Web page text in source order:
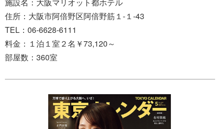
住所：大阪市阿倍野区阿倍野筋１-１-43
TEL：06-6628-6111
料金：１泊１室２名￥73,120～
部屋数：360室